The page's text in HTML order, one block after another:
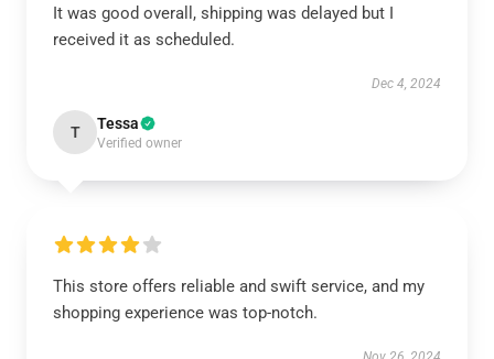
It was good overall, shipping was delayed but I
received it as scheduled.
Dec 4, 2024
T Tessa
Verified owner
This store offers reliable and swift service, and my
shopping experience was top-notch.